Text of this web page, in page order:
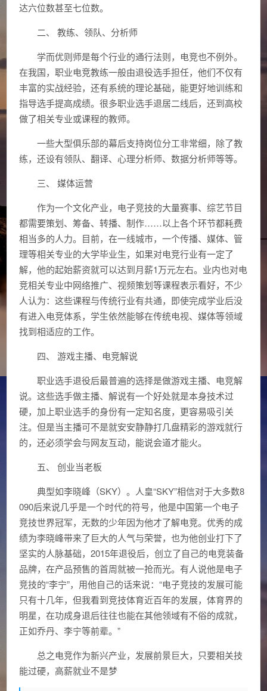
达六位数甚至七位数。
二、 教练、领队、分析师
学而优则师是每个行业的通行法则，电竞也不例外。
在我国，职业电竞教练一般由退役选手担任，他们不仅有
丰富的实战经验，还有系统的理论基础，能更好地训练和
指导选手提高成绩。很多职业选手退居二线后，还到高校
做了相关专业或课程的教师。
一些大型俱乐部的幕后支持岗位分工非常细，除了教
练，还设有领队、翻译、心理分析师、数据分析师等等。
三、 媒体运营
作为一个文化产业，电子竞技的大量赛事、综艺节目
都需要策划、筹备、转播、制作……以上各个环节都耗费
相当多的人力。目前，在一线城市，一个传播、媒体、管
理等相关专业的大学毕业生，如果对电竞行业有一定了
解，他的起始薪资就可以达到月薪1万元左右。业内也对电
竞相关专业中网络推广、视频策划等课程表示看好，不少
人认为：这些课程与传统行业有共通，即使完成学业后没
有进入电竞体系，学生依然能够在传统电视、媒体等领域
找到相适应的工作。
四、 游戏主播、电竞解说
职业选手退役后最普遍的选择是做游戏主播、电竞解
说。这些选手做主播、解说有一个好处就是本身技术过
硬，加上职业选手的身份有一定知名度，更容易吸引关
注。但是当主播可不是就安安静静打几盘精彩的游戏就行
的，还必须学会与网友互动，能说会道才能火。
五、 创业当老板
典型如李晓峰（SKY）。人皇“SKY”相信对于大多数8
090后来说几乎是一个时代的符号，他是中国第一个电子
竞技世界冠军，无数的少年因为他才了解电竞。优秀的成
绩为李晓峰带来了巨大的人气与荣誉，也为他创业打下了
坚实的人脉基础，2015年退役后，创立了自己的电竞装备
品牌，在产品预售的首周就被一抢而光。有人说他是电子
竞技的“李宁”，用他自己的话来说：“电子竞技的发展可能
只有十几年，但我看到竞技体育近百年的发展，体育界的
明星，在功成身退后往往也能在其他领域有不俗的成就，
正如乔丹、李宁等前辈。”
总之电竞作为新兴产业，发展前景巨大，只要相关技
能过硬，高薪就业不是梦